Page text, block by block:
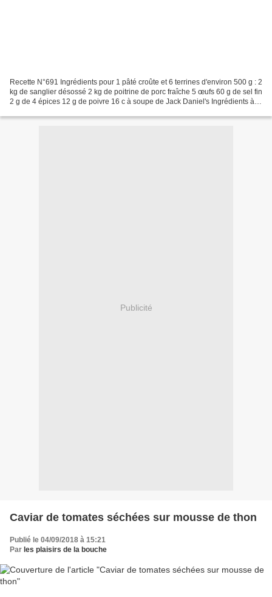
Recette N°691 Ingrédients pour 1 pâté croûte et 6 terrines d'environ 500 g : 2
kg de sanglier désossé 2 kg de poitrine de porc fraîche 5 œufs 60 g de sel fin
2 g de 4 épices 12 g de poivre 16 c à soupe de Jack Daniel's Ingrédients à
Publicité
Caviar de tomates séchées sur mousse de thon
Publié le 04/09/2018 à 15:21
Par les plaisirs de la bouche